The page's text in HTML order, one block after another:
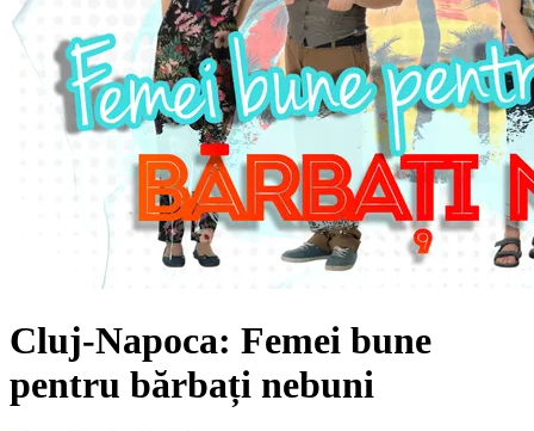
Cluj-Napoca: Femei bune
pentru bărbați nebuni